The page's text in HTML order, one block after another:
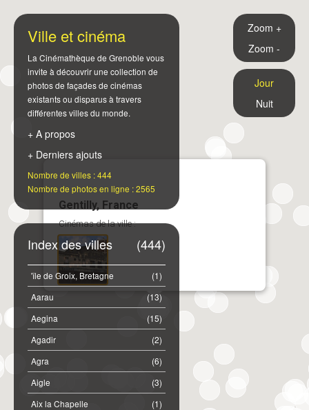
Gentilly, France
Cinémas de la ville :
Ville et cinéma
La Cinémathèque de Grenoble vous
invite à découvrir une collection de
photos de façades de cinémas
existants ou disparus à travers
différentes villes du monde.
+ A propos
+ Derniers ajouts
Nombre de villes : 444
Nombre de photos en ligne : 2565
(444)
Index des villes
(1)
'île de Groix, Bretagne
(13)
Aarau
(15)
Aegina
(2)
Agadir
(6)
Agra
(3)
Aigle
(1)
Aix la Chapelle
Zoom +
Zoom -
Jour
Nuit